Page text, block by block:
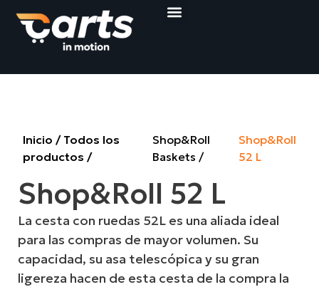
Inicio / Todos los
productos /
Shop&Roll
Baskets
Shop&Roll
52 L
Shop&Roll 52 L
La cesta con ruedas 52L es una aliada ideal
para las compras de mayor volumen. Su
capacidad, su asa telescópica y su gran
ligereza hacen de esta cesta de la compra la